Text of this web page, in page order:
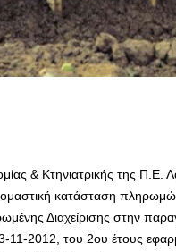
& Κτηνιατρικής της Π.Ε.
κατάσταση
Διαχείρισης στην
2012, του 2ου έτους